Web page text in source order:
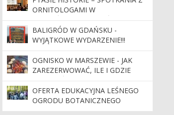
ORNITOLOGAMI W
NADLEŚNICTWIE GDAŃSK
BALIGRÓD W GDAŃSKU -
WYJĄTKOWE WYDARZENIE!!!
OGNISKO W MARSZEWIE - JAK
ZAREZERWOWAĆ, ILE I GDZIE
ZAPŁACIĆ
OFERTA EDUKACYJNA LEŚNEGO
OGRODU BOTANICZNEGO